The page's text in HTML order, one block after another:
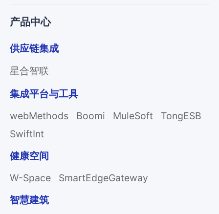
产品中心
供应链集成
星合智联
集成平台与工具
webMethods
Boomi MuleSoft
TongESB
SwiftInt
健康空间
W-Space
SmartEdgeGateway
智慧建筑